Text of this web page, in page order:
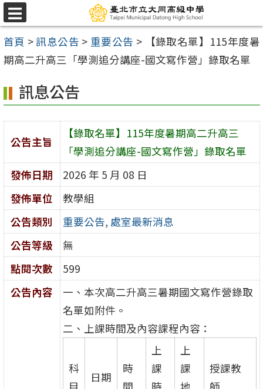
跳
至
主
要
容
區
選
單
首頁 >訊息公告 > 重要公告 >
【錄取名單】115年度暑
期高二升高三「學測追分講座-國文寫作營」錄取名單
訊息公告
公告主旨
【錄取名單】115年度暑期高二升高三
「學測追分講座-國文寫作營」錄取名單
發佈日期
2026 年 5 月 08 日
發佈單位
教學組
公告類別
重要公告, 處室最新消息
公告等級
無
點閱次數
599
公告內容
一、本次高二升高三暑期國文寫作營錄取
名單如附件。
二、上課時間及內容課程內容：
科
日期
時
上
課
上
課
授課教